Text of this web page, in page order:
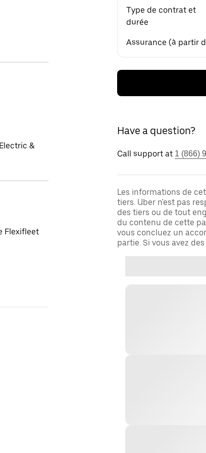
&
Flexifleet
Type de contrat et
durée
Assurance (à partir
Have a question?
Call support at 1 (866)
Les informations de
tiers. Uber n'est pas
des tiers ou de tout
du contenu de cette
vous concluez un
partie. Si vous avez